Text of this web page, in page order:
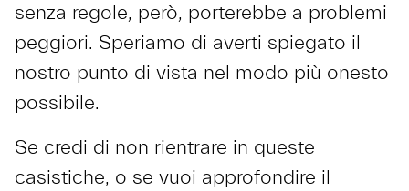
senza regole, però, porterebbe a problemi
peggiori. Speriamo di averti spiegato il
nostro punto di vista nel modo più onesto
possibile.
Se credi di non rientrare in queste
casistiche, o se vuoi approfondire il